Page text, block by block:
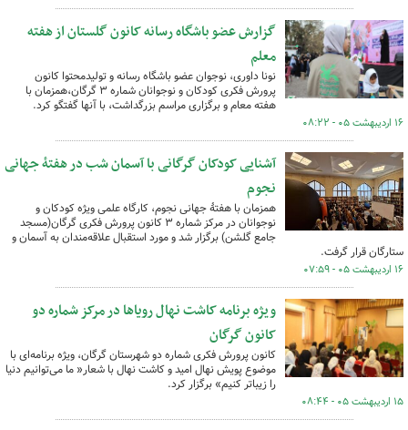
گزارش عضو باشگاه رسانه کانون گلستان از هفته
معلم
نونا داوری، نوجوان عضو باشگاه رسانه و تولیدمحتوا کانون
پرورش فکری کودکان و نوجوانان شماره ۳ گرگان،همزمان با
هفته معام و برگزاری مراسم بزرگداشت، با آنها گفتگو کرد.
۱۶ اردیبهشت ۰۵ - ۰۸:۲۲
آشنایی کودکان گرگانی با آسمان شب در هفتهٔ جهانی
نجوم
همزمان با هفتهٔ جهانی نجوم، کارگاه علمی ویژه کودکان و
نوجوانان در مرکز شماره ۳ کانون پرورش فکری گرگان(مسجد
جامع گلشن) برگزار شد و مورد استقبال علاقه‌مندان به آسمان و
ستارگان قرار گرفت.
۱۶ اردیبهشت ۰۵ - ۰۷:۵۹
ویژه برنامه کاشت نهال رویاها در مرکز شماره دو
کانون گرگان
کانون پرورش فکری شماره دو شهرستان گرگان، ویژه برنامه‌ای با
موضوع پویش نهال امید و کاشت نهال با شعار« ما می‌توانیم دنیا
را زیباتر کنیم» برگزار کرد.
۱۵ اردیبهشت ۰۵ - ۰۸:۴۴